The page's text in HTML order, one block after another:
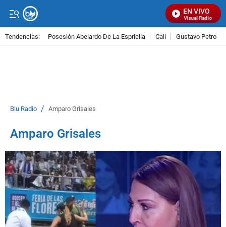
EN VIVO
Señal Visual Radio
Tendencias: Posesión Abelardo De La Espriella Cali Gustavo Petro
Blu Radio / Amparo Grisales
Amparo Grisales